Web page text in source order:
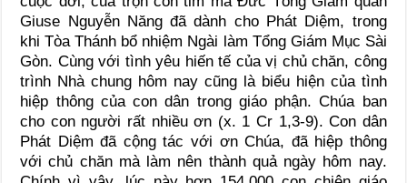
Giuse Nguyễn Năng đã dành cho Phát Diệm, trong
khi Tòa Thánh bổ nhiệm Ngài làm Tổng Giám Mục Sài
Gòn. Cùng với tình yêu hiến tế của vị chủ chăn, công
trình Nhà chung hôm nay cũng là biểu hiện của tình
hiệp thông của con dân trong giáo phận. Chúa ban
cho con người rất nhiều ơn (x. 1 Cr 1,3-9). Con dân
Phát Diệm đã cộng tác với ơn Chúa, đã hiệp thông
với chủ chăn mà làm nên thành quả ngày hôm nay.